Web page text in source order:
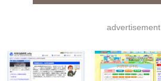
advertisement